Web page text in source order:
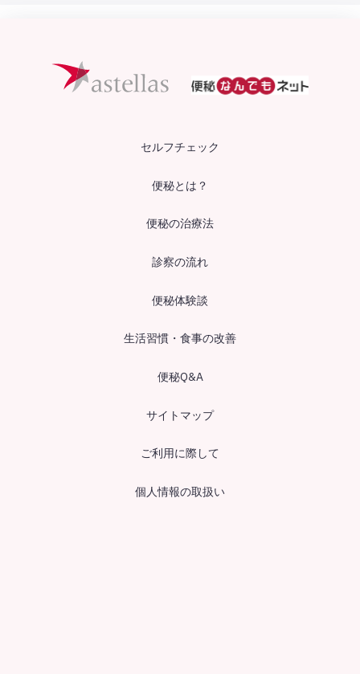
セルフチェック
便秘とは？
便秘の治療法
診察の流れ
便秘体験談
生活習慣・食事の改善
便秘Q&A
サイトマップ
ご利用に際して
個人情報の取扱い